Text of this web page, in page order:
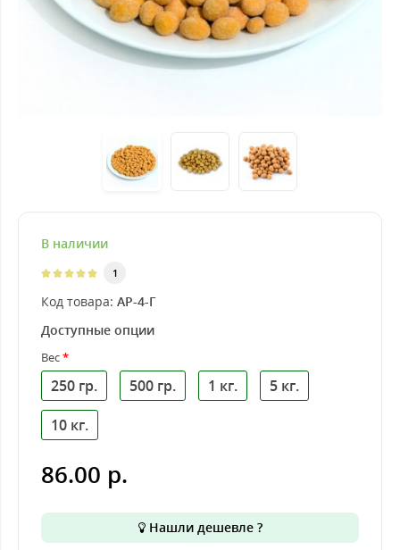
В наличии
1
Код товара: АР-4-Г
Доступные опции
Вес
250 гр. 500 гр. 1 кг.
5 кг.
10 кг.
86.00 р.
Нашли дешевле ?